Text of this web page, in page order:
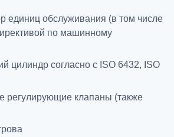
единиц обслуживания (в том числе
по машинному
цилиндр согласно с ISO 6432, ISO
регулирующие клапаны (также